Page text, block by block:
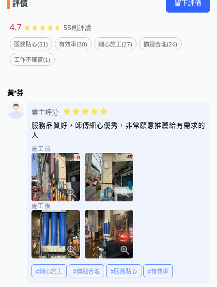
評價 留下評價
4.7 55則評論
服務貼心(31) 有效率(30) 細心施工(27) 價錢合理(24)
工作不確實(1)
黃*芬
業主評分
服務品質好，師傅細心優秀，非常願意推薦給有需求的
人
施工前
施工後
#細心施工 #價錢合理 #服務貼心 #有效率